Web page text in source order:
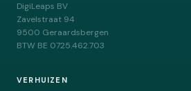
DigiLeaps BV
Zavelstraat 94
9500 Geraardsbergen
BTW BE 0725.462.703
VERHUIZEN